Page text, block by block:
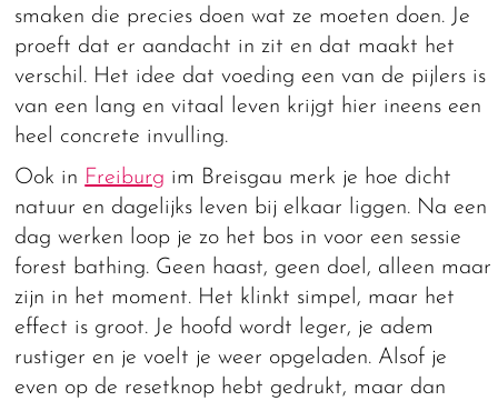
smaken die precies doen wat ze moeten doen. Je
proeft dat er aandacht in zit en dat maakt het
verschil. Het idee dat voeding een van de pijlers is
van een lang en vitaal leven krijgt hier ineens een
heel concrete invulling.
Ook in Freiburg im Breisgau merk je hoe dicht
natuur en dagelijks leven bij elkaar liggen. Na een
dag werken loop je zo het bos in voor een sessie
forest bathing. Geen haast, geen doel, alleen maar
zijn in het moment. Het klinkt simpel, maar het
effect is groot. Je hoofd wordt leger, je adem
rustiger en je voelt je weer opgeladen. Alsof je
even op de resetknop hebt gedrukt, maar dan